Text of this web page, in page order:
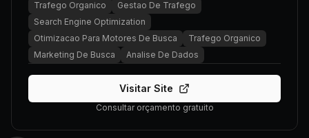
Trafego Organico
Gestao De Trafego
Search Engine Optimization
Otimizacao Para Motores De Busca
Trafego Organico
Marketing De Busca
Analise De Dados
Visitar Site
Consultar orçamento gratuito